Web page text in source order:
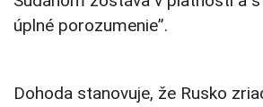
úplné porozumenie”.
Dohoda stanovuje, že Rusko